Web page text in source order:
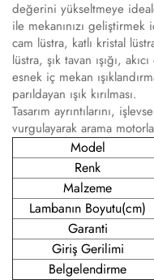
değerini yükseltmeye
ile mekanınızı
cam lüstra, katlı kristal
lüstra, şık tavan ışığı,
esnek iç mekan
parıldayan ışık kırılması.
Tasarım ayrıntılarını,
vurgulayarak arama
Model
Renk
Malzeme
Lambanın Boyutu(cm)
Garanti
Giriş Gerilimi
Belgelendirme